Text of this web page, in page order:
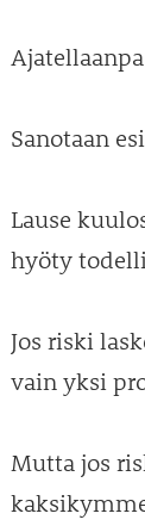
Sanotaan
Lause
hyöty
Jos riski
vain yksi
Mutta jos